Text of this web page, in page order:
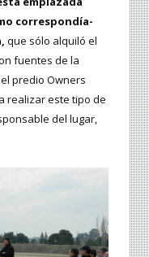
correspondía-
que sólo alquiló el
fuentes de la
predio Owners
realizar este tipo de
del lugar,